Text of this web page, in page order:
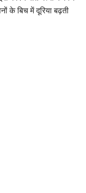
के बिच में दूरिया बढ़ती